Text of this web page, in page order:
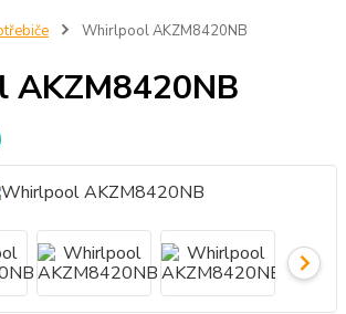
Whirlpool AKZM8420NB